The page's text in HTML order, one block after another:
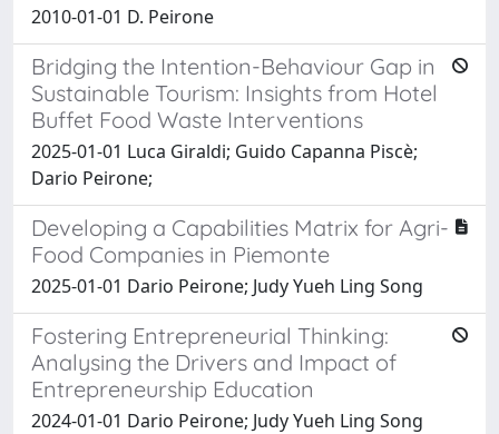
2010-01-01 D. Peirone
Bridging the Intention-Behaviour Gap in
Sustainable Tourism: Insights from Hotel
Buffet Food Waste Interventions
2025-01-01 Luca Giraldi; Guido Capanna Piscè;
Dario Peirone;
Developing a Capabilities Matrix for Agri-
Food Companies in Piemonte
2025-01-01 Dario Peirone; Judy Yueh Ling Song
Fostering Entrepreneurial Thinking:
Analysing the Drivers and Impact of
Entrepreneurship Education
2024-01-01 Dario Peirone; Judy Yueh Ling Song